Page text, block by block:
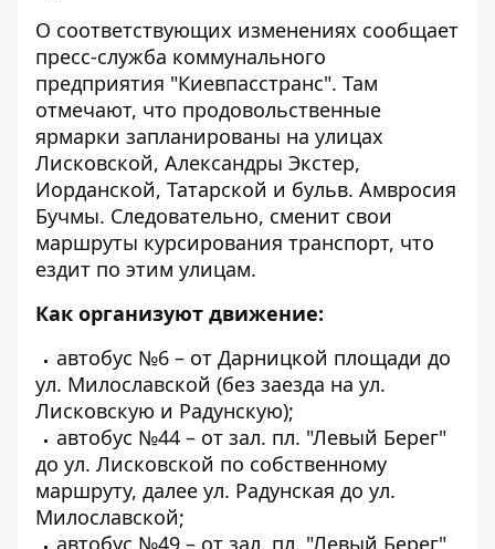
О соответствующих изменениях сообщает
пресс-служба коммунального
предприятия "Киевпасстранс". Там
отмечают, что продовольственные
ярмарки запланированы на улицах
Лисковской, Александры Экстер,
Иорданской, Татарской и бульв. Амвросия
Бучмы. Следовательно, сменит свои
маршруты курсирования транспорт, что
ездит по этим улицам.
Как организуют движение:
автобус №6 – от Дарницкой площади до
ул. Милославской (без заезда на ул.
Лисковскую и Радунскую);
автобус №44 – от зал. пл. "Левый Берег"
до ул. Лисковской по собственному
маршруту, далее ул. Радунская до ул.
Милославской;
автобус №49 – от зал. пл. "Левый Берег"